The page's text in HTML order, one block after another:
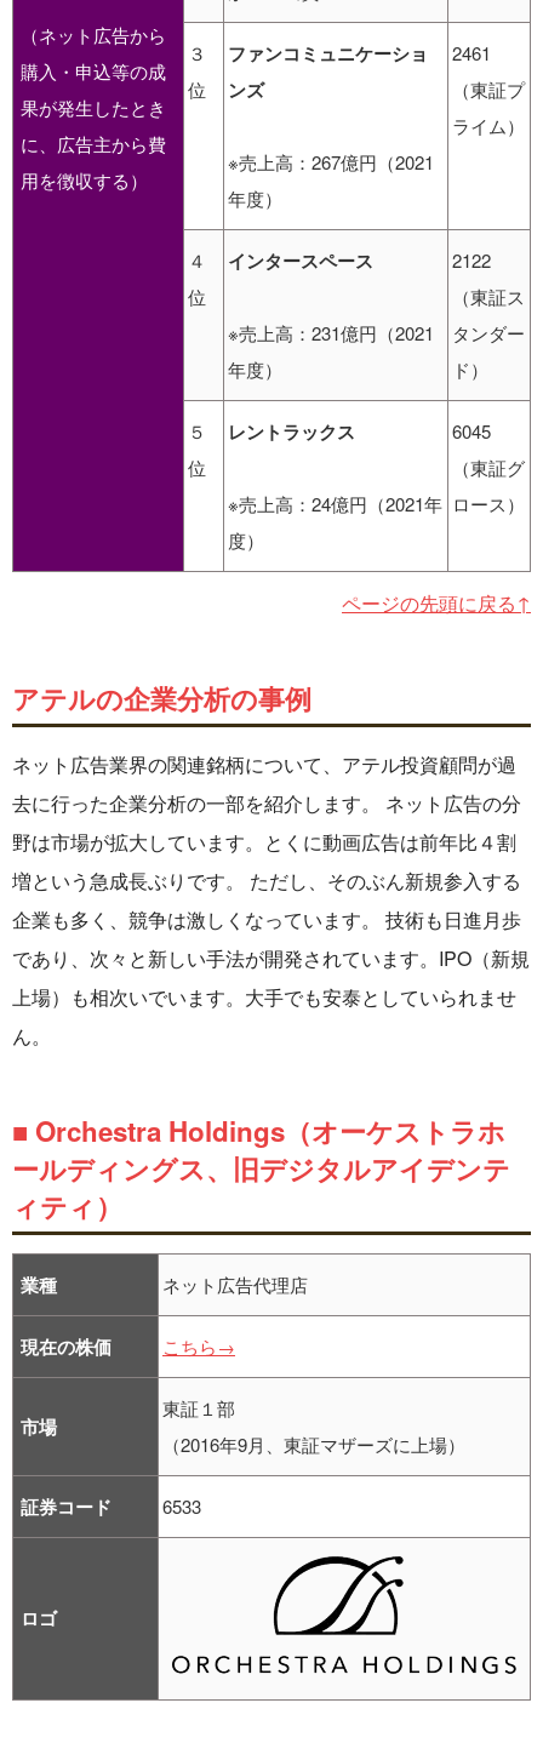
（ネット広告から
購入・申込等の成
果が発生したとき
に、広告主から費
用を徴収する）
３
位
ファンコミュニケーショ
ンズ
※売上高：267億円（2021
年度）
2461
（東証プ
ライム）
４
位
インタースペース
※売上高：231億円（2021
年度）
2122
（東証ス
タンダー
ド）
５
位
レントラックス
※売上高：24億円（2021年
度）
6045
（東証グ
ロース）
ページの先頭に戻る↑
アテルの企業分析の事例
ネット広告業界の関連銘柄について、アテル投資顧問が過
去に行った企業分析の一部を紹介します。 ネット広告の分
野は市場が拡大しています。とくに動画広告は前年比４割
増という急成長ぶりです。 ただし、そのぶん新規参入する
企業も多く、競争は激しくなっています。 技術も日進月歩
であり、次々と新しい手法が開発されています。IPO（新規
上場）も相次いでいます。大手でも安泰としていられませ
ん。
■ Orchestra Holdings（オーケストラホ
ールディングス、旧デジタルアイデンテ
ィティ）
業種 ネット広告代理店
現在の株価 こちら→
市場
東証１部
（2016年9月、東証マザーズに上場）
証券コード 6533
ロゴ